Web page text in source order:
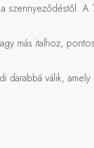
szennyeződéstől. A
más italhoz,
válik, amely